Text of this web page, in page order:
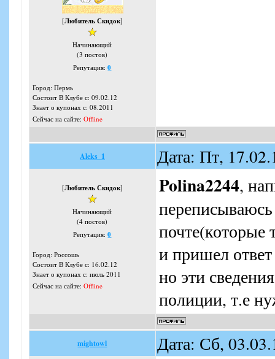
[Любитель Скидок]
Начинающий
(3 постов)
Репутация:0
Город: Пермь
Состоит В Клубе с: 09.02.12
Знает о купонах с: 08.2011
Сейчас на сайте: Offline
Aleks_1 Дата: Пт,
[Любитель Скидок]
Начинающий
(4 постов)
Репутация:0
Город: Россошь
Состоит В Клубе с: 16.02.12
Знает о купонах с: июль 2011
Сейчас на сайте: Offline
Polina2244,
почте(которые
и пришел
но эти
полиции, т.е
mightowl Дата: Сб,